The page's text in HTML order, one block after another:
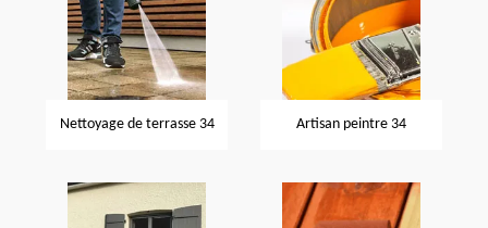
Nettoyage de terrasse 34 Artisan peintre 34